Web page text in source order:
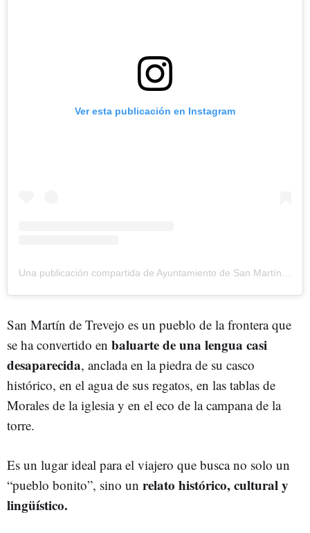
Ver esta publicación en Instagram
San Martín de Trevejo es un pueblo de la frontera que
se ha convertido en baluarte de una lengua casi
desaparecida, anclada en la piedra de su casco
histórico, en el agua de sus regatos, en las tablas de
Morales de la iglesia y en el eco de la campana de la
torre.
Es un lugar ideal para el viajero que busca no solo un
“pueblo bonito”, sino un relato histórico, cultural y
lingüístico.